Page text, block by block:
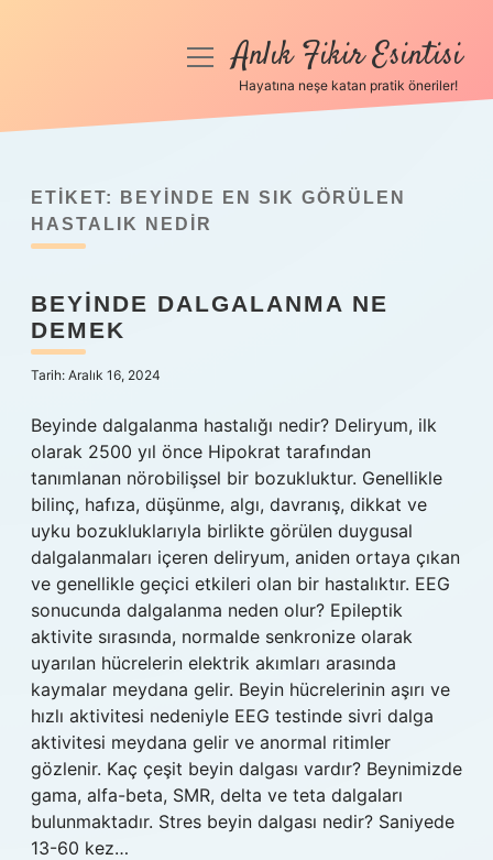
Anasayfa
Yasal Uyarı
menüyüAnlık Fikir Esintisi
Hayatına neşe katan pratik öneriler!
ETIKET:
BEYINDE EN SIK GÖRÜLEN
HASTALIK NEDIR
BEYINDE DALGALANMA NE
DEMEK
Tarih: Aralık 16, 2024
Beyinde dalgalanma hastalığı nedir? Deliryum, ilk
olarak 2500 yıl önce Hipokrat tarafından
tanımlanan nörobilişsel bir bozukluktur. Genellikle
bilinç, hafıza, düşünme, algı, davranış, dikkat ve
uyku bozukluklarıyla birlikte görülen duygusal
dalgalanmaları içeren deliryum, aniden ortaya çıkan
ve genellikle geçici etkileri olan bir hastalıktır. EEG
sonucunda dalgalanma neden olur? Epileptik
aktivite sırasında, normalde senkronize olarak
uyarılan hücrelerin elektrik akımları arasında
kaymalar meydana gelir. Beyin hücrelerinin aşırı ve
hızlı aktivitesi nedeniyle EEG testinde sivri dalga
aktivitesi meydana gelir ve anormal ritimler
gözlenir. Kaç çeşit beyin dalgası vardır? Beynimizde
gama, alfa-beta, SMR, delta ve teta dalgaları
bulunmaktadır. Stres beyin dalgası nedir? Saniyede
13-60 kez…